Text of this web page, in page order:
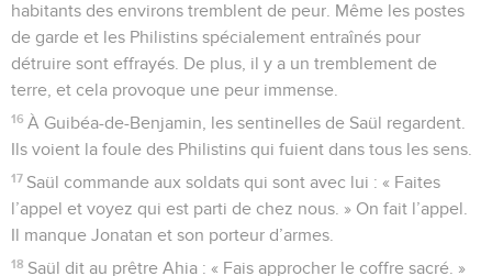
habitants des environs tremblent de peur. Même les postes
de garde et les Philistins spécialement entraînés pour
détruire sont effrayés. De plus, il y a un tremblement de
terre, et cela provoque une peur immense.
16 À Guibéa-de-Benjamin, les sentinelles de Saül regardent.
Ils voient la foule des Philistins qui fuient dans tous les sens.
17 Saül commande aux soldats qui sont avec lui : « Faites
l’appel et voyez qui est parti de chez nous. » On fait l’appel.
Il manque Jonatan et son porteur d’armes.
18 Saül dit au prêtre Ahia : « Fais approcher le coffre sacré. »